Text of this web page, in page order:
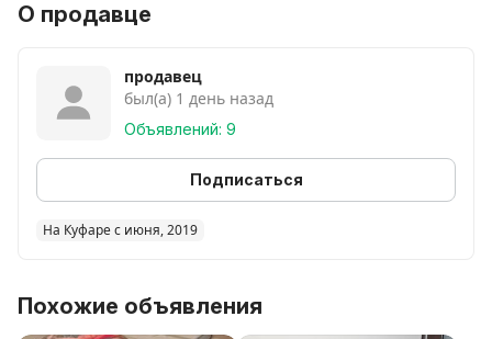
О продавце
продавец
был(а) 1 день назад
Объявлений: 9
Подписаться
На Куфаре с июня, 2019
Похожие объявления